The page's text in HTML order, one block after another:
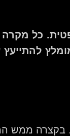
כל מקרה
להתייעץ
ממש